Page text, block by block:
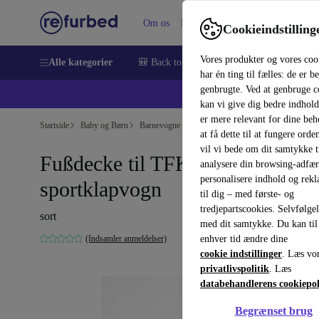
Vores produkter og vores
har én ting til fælles: de er
genbrugte. Ved at genbruge
kan vi give dig bedre
er mere relevant for dine
at få dette til at fungere
vil vi bede om dit samtykke
analysere din browsing-
personalisere indhold og
til dig – med første- og
tredjepartscookies.
med dit samtykke. Du kan til
enhver tid ændre dine
cookie indstillinger. Læs
privatlivspolitik. Læs
databehandlerens
Begrænset brug
Om os Hjælp
Alle kategorier 🎒 Back to school Smartphones
💻
Startside Baby og Børn Barnevogne & Klapvogne
Fußdecke til TFK Mono1
sportklapvogn
sort
(Indsamler anmeldelser)